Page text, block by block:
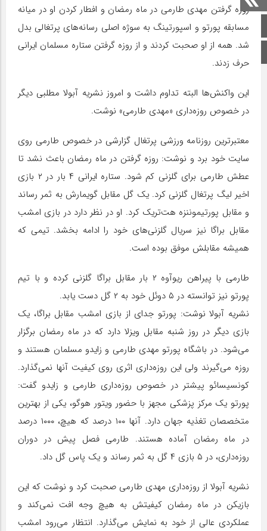
صفحه اصلی
اینستاگرام
روزه گرفتن مهدی طارمی در ماه رمضان و افطار کردن او در میانه
مسابقه پورتو و اسپورتینگ به سوژه اصلی رسانه‌های پرتغالی بدل
شد. همه از او صحبت کردند و از روزه گرفتن ستاره مسلمان ایرانی
حرف زدند.
این واکنش‌ها البته تداوم داشت و امروز نشریه آبولا مطلبی دیگر
در خصوص روزه‌داری «مهدی طارمی» نوشت.
معتبرترین روزنامه ورزشی پرتغال گزارشی در خصوص طارمی روی
سایت خود برد و نوشت: روزه گرفتن در ماه رمضان باعث نشد تا
عطش طارمی برای گلزنی کم شود. ستاره ایرانی ۴ بار در ۲ بازی
اخیر لیگ پرتغال گلزنی کرد. یک گل مقابل گویمارش به ثمر رساند
و مقابل پورتیموننزه هت‌تریک کرد. او در نظر دارد در بازی امشب
مقابل براگا نیز سریال گلزنی‌های خود را ادامه بخشد. تیمی که
همیشه مقابلش موفق بوده است.
طارمی با پیراهن ریوآوه ۲ بار مقابل براگا گلزنی کرده و با تیم
پورتو نیز توانسته در ۵ دوئل خود به ۲ گل دست یابد.
نشریه آبولا نوشت: پورتو جدای از بازی امشب مقابل براگا، یک
بازی دیگر در روز شنبه مقابل ویزلا دارد که در ماه رمضان برگزار
می‌شود. در باشگاه پورتو مهدی طارمی و زایدو مسلمان هستند و
روزه می‌گیرند ولی این روزه‌داری اثری روی کیفیت آنها نمی‌گذارد.
کونسیسائو پیشتر در خصوص روزه‌داری طارمی و زایدو گفت:
پورتو یک مرکز پزشکی مجهز با حضور ویتور هوگو، یکی از بهترین
متخصصان تغذیه جهان دارد. آنها ۱۰۰ درصد که هیچ، ۱۰۰۰ درصد
در ماه رمضان آماده هستند. طارمی فصل پیش در دوران
روزه‌داری، در ۵ بازی ۴ گل به ثمر رساند و یک پاس گل داد.
نشریه آبولا از روزه‌داری مهدی طارمی صحبت کرد و نوشت که این
بازیکن در ماه رمضان کیفیتش به هیچ وجه افت نمی‌کند و
عملکردی عالی از خود به نمایش می‌گذارد. انتظار می‌رود امشب